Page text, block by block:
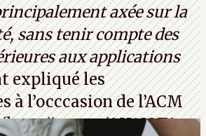
axée sur la
sans tenir compte des
aux applications
expliqué les
l’occcasion de l’ACM
http://cpc.cx/AH432T1